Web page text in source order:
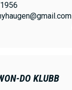
DO KLUBB